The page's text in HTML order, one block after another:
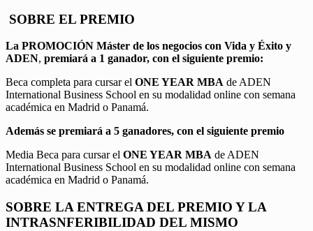
SOBRE EL PREMIO
La PROMOCIÓN Máster de los negocios con Vida y Éxito y
ADEN, premiará a 1 ganador, con el siguiente premio:
Beca completa para cursar el ONE YEAR MBA de ADEN
International Business School en su modalidad online con semana
académica en Madrid o Panamá.
Además se premiará a 5 ganadores, con el siguiente premio
Media Beca para cursar el ONE YEAR MBA de ADEN
International Business School en su modalidad online con semana
académica en Madrid o Panamá.
SOBRE LA ENTREGA DEL PREMIO Y LA
INTRASNFERIBILIDAD DEL MISMO